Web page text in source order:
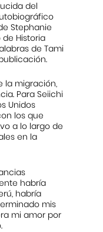
del
Stephanie
Historia
de Tami
la migración,
Para Seiichi
Unidos
los que
a lo largo de
en la
habría
habría
mis
mi amor por